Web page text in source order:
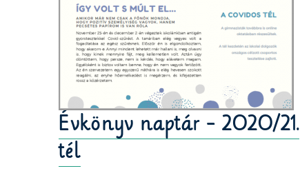
Évkönyv naptár - 2020/21.
tél